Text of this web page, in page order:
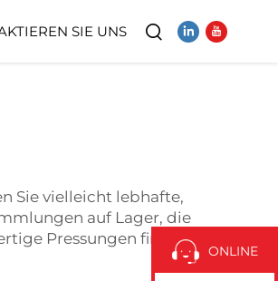
SIE UNS
ONLINE
Sie vielleicht lebhafte,
auf Lager, die
Pressungen finden